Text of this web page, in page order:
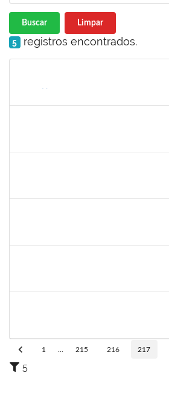
Buscar Limpar
5 registros encontrados.
Processo
1 215 216 217
5